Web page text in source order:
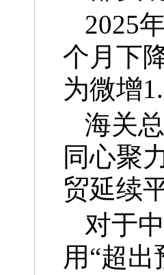
2025
个月下
为微增
海关
同心聚
贸延续
对于
用“超